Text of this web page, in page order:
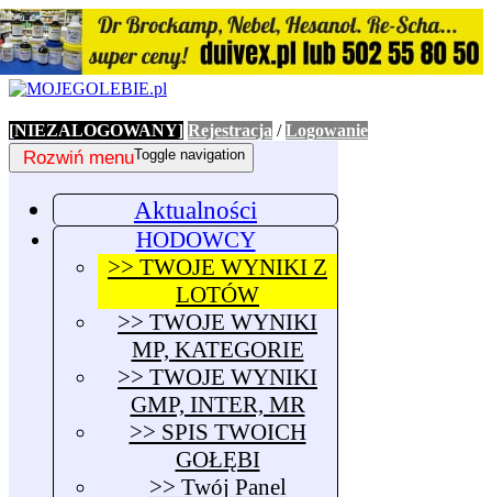
[NIEZALOGOWANY] Rejestracja /Logowanie
Toggle navigation
Rozwiń menu
Aktualności
HODOWCY
>> TWOJE WYNIKI Z
LOTÓW
>> TWOJE WYNIKI
MP, KATEGORIE
>> TWOJE WYNIKI
GMP, INTER, MR
>> SPIS TWOICH
GOŁĘBI
>> Twój Panel